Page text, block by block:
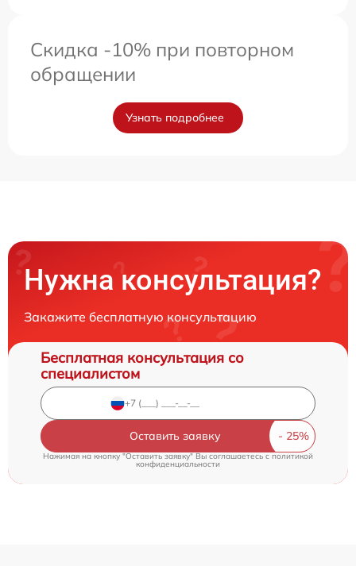
Скидка -10% при повторном
обращении
Узнать подробнее
Нужна консультация?
Закажите бесплатную консультацию
Бесплатная консультация со
специалистом
Оставить заявку
Нажимая на кнопку "Оставить заявку" Вы соглашаетесь cполитикой
конфиденциальности